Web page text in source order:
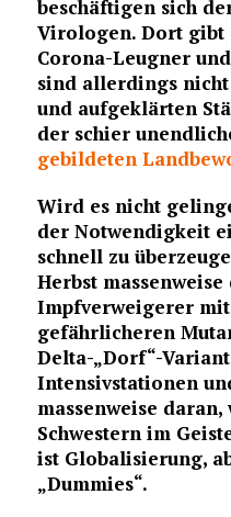
beschäftigen sich
Virologen. Dort gibt
Corona-Leugner
sind allerdings
und aufgeklärten
der schier
gebildeten
Wird es nicht
der Notwendigkeit
schnell zu
Herbst massenweise
Impfverweigerer
gefährlicheren
Delta-„Dorf“-
Intensivstationen
massenweise
Schwestern im
ist Globalisierung,
„Dummies“.